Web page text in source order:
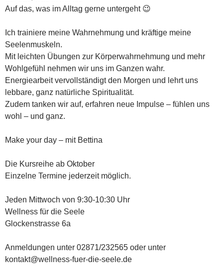
Auf das, was im Alltag gerne untergeht 😉
Ich trainiere meine Wahrnehmung und kräftige meine
Seelenmuskeln.
Mit leichten Übungen zur Körperwahrnehmung und mehr
Wohlgefühl nehmen wir uns im Ganzen wahr.
Energiearbeit vervollständigt den Morgen und lehrt uns
lebbare, ganz natürliche Spiritualität.
Zudem tanken wir auf, erfahren neue Impulse – fühlen uns
wohl – und ganz.
Make your day – mit Bettina
Die Kursreihe ab Oktober
Einzelne Termine jederzeit möglich.
Jeden Mittwoch von 9:30-10:30 Uhr
Wellness für die Seele
Glockenstrasse 6a
Anmeldungen unter 02871/232565 oder unter
kontakt@wellness-fuer-die-seele.de